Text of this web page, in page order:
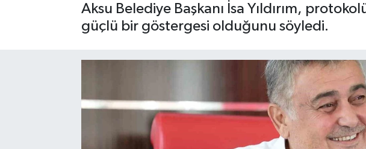
Aksu Belediye Başkanı İsa Yıldırım,
güçlü bir göstergesi olduğunu söyledi.